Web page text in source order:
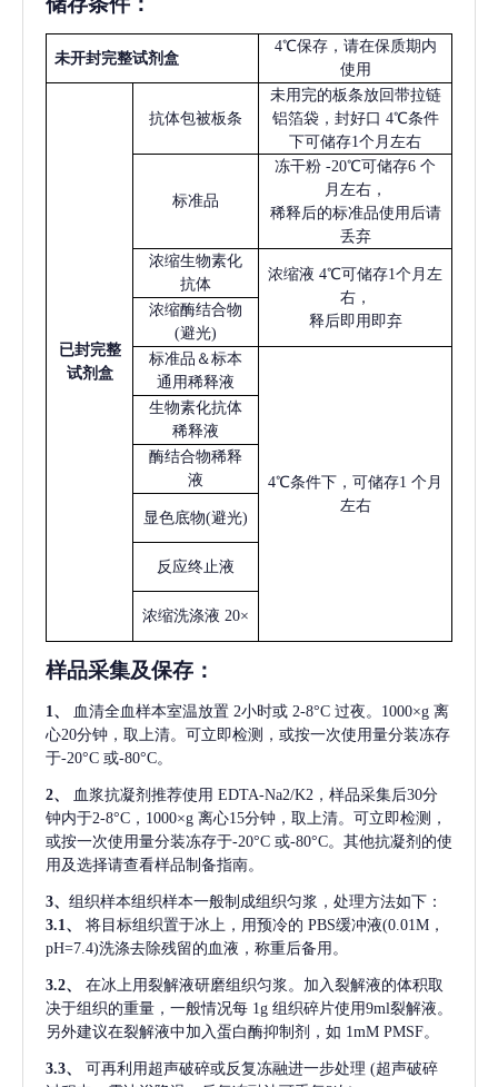
未开封完整试剂盒
4℃保存，请在保质期内
使用
已封完整
试剂盒
抗体包被板条
未用完的板条放回带拉链
铝箔袋，封好口 4℃条件
下可储存1个月左右
标准品
冻干粉 -20℃可储存6 个
月左右，
稀释后的标准品使用后请
丢弃
浓缩生物素化
抗体
浓缩液 4℃可储存1个月左
右，
释后即用即弃
浓缩酶结合物
(避光)
标准品＆标本
通用稀释液
4℃条件下，可储存1 个月
左右
生物素化抗体
稀释液
酶结合物稀释
液
显色底物(避光)
反应终止液
浓缩洗涤液 20×
样品采集及保存 ：
1、 血清全血样本室温放置 2小时或 2-8°C 过夜。1000×g 离
心20分钟，取上清。可立即检测，或按一次使用量分装冻存
于-20°C 或-80°C。
2、 血浆抗凝剂推荐使用 EDTA-Na2/K2，样品采集后30分
钟内于2-8°C，1000×g 离心15分钟，取上清。可立即检测，
或按一次使用量分装冻存于-20°C 或-80°C。其他抗凝剂的使
用及选择请查看样品制备指南。
3、 组织样本组织样本一般制成组织匀浆，处理方法如下：
3.1、
将目标组织置于冰上，用预冷的 PBS缓冲液(0.01M，
pH=7.4)洗涤去除残留的血液，称重后备用。
3.2、
在冰上用裂解液研磨组织匀浆。加入裂解液的体积取
决于组织的重量，一般情况每 1g 组织碎片使用9ml裂解液。
另外建议在裂解液中加入蛋白酶抑制剂，如 1mM PMSF。
3.3、 可再利用超声破碎或反复冻融进一步处理 (超声破碎